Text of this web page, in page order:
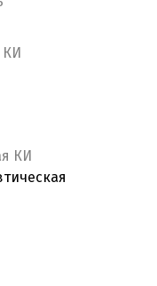
КИ